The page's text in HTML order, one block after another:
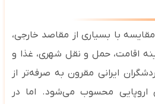
با بسیاری از مقاصد خارجی،
اقامت، حمل‌ و نقل شهری، غذا و
ایرانی مقرون‌ به ‌صرفه‌تر از
اروپایی محسوب می‌شود. اما در